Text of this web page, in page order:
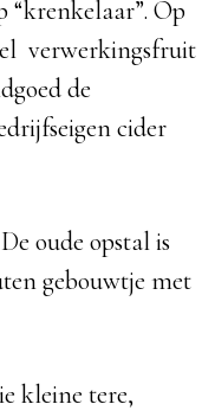
“krenkelaar”. Op
verwerkingsfruit
de
cider
oude opstal is
gebouwtje met
kleine tere,